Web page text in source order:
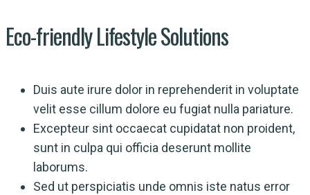
Eco-friendly Lifestyle Solutions
Duis aute irure dolor in reprehenderit in voluptate
velit esse cillum dolore eu fugiat nulla pariature.
Excepteur sint occaecat cupidatat non proident,
sunt in culpa qui officia deserunt mollite
laborums.
Sed ut perspiciatis unde omnis iste natus error